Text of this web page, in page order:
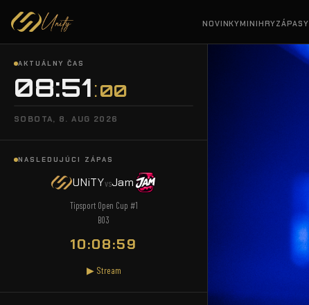
NOVINKYMINIHRYZÁPASY
AKTUÁLNY ČAS
08:51 01
SOBOTA, 8. AUG 2026
NASLEDUJÚCI ZÁPAS
UNiTYvsJam
Tipsport Open Cup #1
BO3
10:08:58
▶ Stream